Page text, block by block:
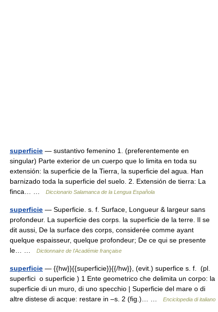
superficie — sustantivo femenino 1. (preferentemente en
singular) Parte exterior de un cuerpo que lo limita en toda su
extensión: la superficie de la Tierra, la superficie del agua. Han
barnizado toda la superficie del suelo. 2. Extensión de tierra: La
finca… …
Diccionario Salamanca de la Lengua Española
superficie — Superficie. s. f. Surface, Longueur & largeur sans
profondeur. La superficie des corps. la superficie de la terre. Il se
dit aussi, De la surface des corps, considerée comme ayant
quelque espaisseur, quelque profondeur; De ce qui se presente
le… …
Dictionnaire de l'Académie française
superficie — {{hw}}{{superficie}}{{/hw}}, (evit.) superfice s. f. (pl.
superfici o superficie ) 1 Ente geometrico che delimita un corpo: la
superficie di un muro, di uno specchio | Superficie del mare o di
altre distese di acque: restare in –s. 2 (fig.)… …
Enciclopedia di italiano